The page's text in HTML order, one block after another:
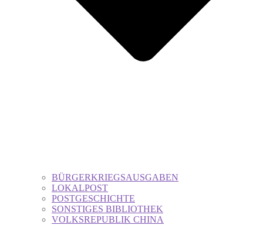
BÜRGERKRIEGSAUSGABEN
LOKALPOST
POSTGESCHICHTE
SONSTIGES BIBLIOTHEK
VOLKSREPUBLIK CHINA